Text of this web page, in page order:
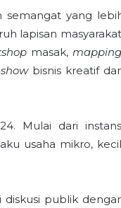
semangat yang
lapisan
masak,
bisnis kreatif
Mulai dari
usaha mikro,
publik